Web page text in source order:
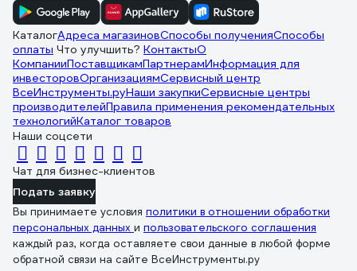
КаталогАдреса магазиновСпособы полученияСпособы
оплаты Что улучшить? КонтактыО
КомпанииПоставщикамПартнерамИнформация для
инвесторовОрганизациямСервисный центр
ВсеИнструменты.руНаши закупкиСервисные центры
производителейПравила применения рекомендательных
технологийКаталог товаров
Наши соцсети
Чат для бизнес-клиентов
Подать заявку
Вы принимаете условия политики в отношении обработки
персональных данных и пользовательского соглашения
каждый раз, когда оставляете свои данные в любой форме
обратной связи на сайте ВсеИнструменты.ру